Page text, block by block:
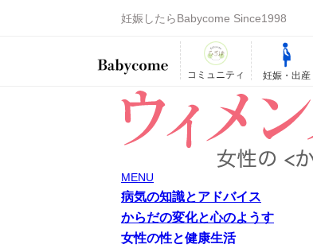
妊娠したらBabycome Since1998
コミュニティ 妊娠・出産
MENU
病気の知識とアドバイス
からだの変化と心のようす
女性の性と健康生活